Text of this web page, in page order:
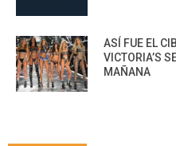
ASÍ FUE EL
VICTORIA’S
MAÑANA